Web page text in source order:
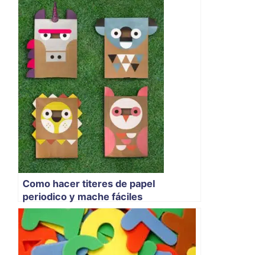
Como hacer titeres de papel
periodico y mache fáciles